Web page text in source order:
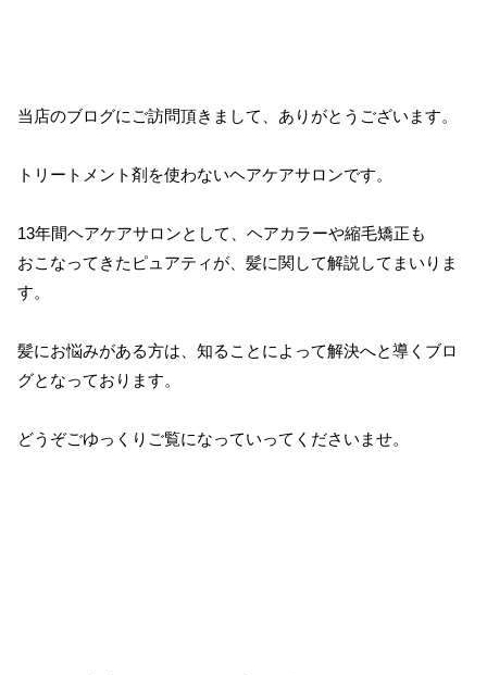
当店のブログにご訪問頂きまして、ありがとうございます。
トリートメント剤を使わないヘアケアサロンです。
13年間ヘアケアサロンとして、ヘアカラーや縮毛矯正も
おこなってきたピュアティが、髪に関して解説してまいりま
す。
髪にお悩みがある方は、知ることによって解決へと導くブロ
グとなっております。
どうぞごゆっくりご覧になっていってくださいませ。